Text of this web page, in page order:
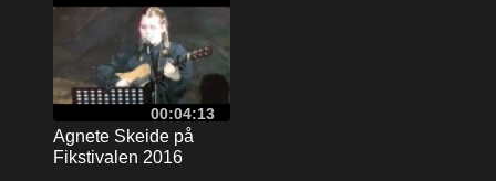
00:04:13
Agnete Skeide på
Fikstivalen 2016